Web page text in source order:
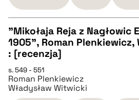
pobierz cytat
CZYSTY TEKST
pobierz cytat
"Mikołaja Reja z Nagłowic
1905", Roman Plenkiewicz,
: [recenzja]
s. 549 - 551
Roman Plenkiewicz
Władysław Witwicki